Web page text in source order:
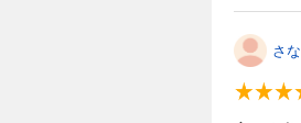
さな